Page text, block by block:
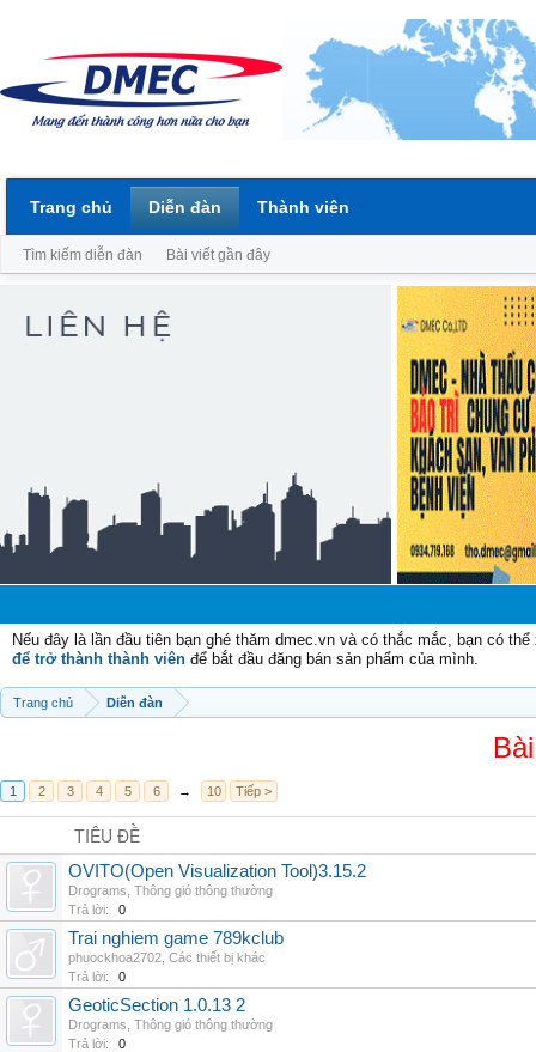
Nếu đây là lần đầu tiên bạn ghé thăm dmec.vn và có thắc mắc, bạn có
để trở thành thành viên để bắt đầu đăng bán sản phẩm của mình.
Trang chủ Diễn đàn
1 2 3 4 5 6 → 10 Tiếp >
TIÊU ĐỀ
OVITO(Open Visualization Tool)3.15.2
Drograms Thông gió thông thường
Trả lời:
0
Trai nghiem game 789kclub
phuockhoa2702 Các thiết bị khác
Trả lời:
0
GeoticSection 1.0.13 2
Drograms Thông gió thông thường
Trả lời:
0
Trang chủ Diễn đàn
Tìm kiếm diễn đàn Bài viết gần đây
Thành viên